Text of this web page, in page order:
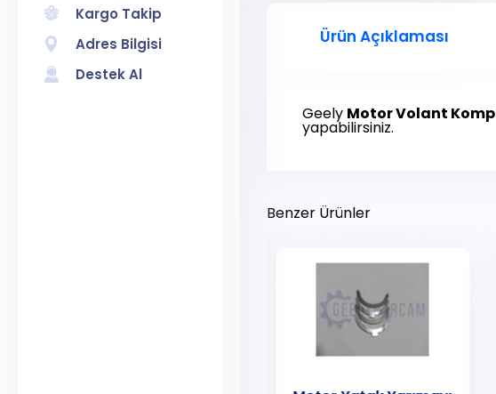
Kargo Takip
Adres Bilgisi
Destek Al
Ürün Açıklaması
Geely Motor Volant Komp
yapabilirsiniz.
Benzer Ürünler